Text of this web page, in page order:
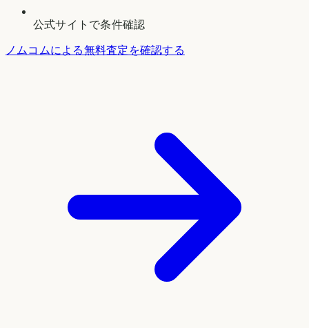
公式サイトで条件確認
ノムコムによる無料査定を確認する